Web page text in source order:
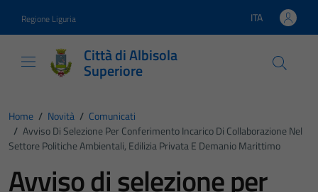
Regione Liguria Lingua attiva:
ITA
Città di Albisola
Superiore
Home / Novità / Comunicati
/ Avviso Di Selezione Per Conferimento Incarico Di Collaborazione Nel
Settore Politiche Ambientali, Edilizia Privata E Demanio Marittimo
Avviso di selezione per